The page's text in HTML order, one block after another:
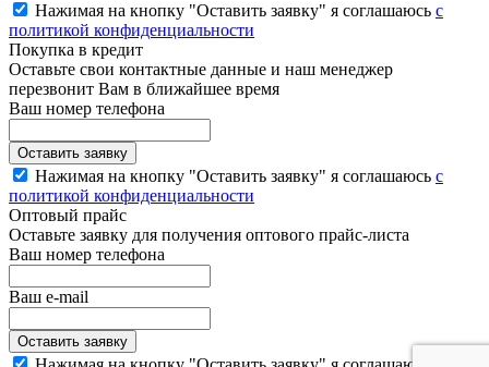
Нажимая на кнопку "Оставить заявку" я соглашаюсь с
политикой конфиденциальности
Покупка в кредит
Оставьте свои контактные данные и наш менеджер
перезвонит Вам в ближайшее время
Ваш номер телефона
Нажимая на кнопку "Оставить заявку" я соглашаюсь с
политикой конфиденциальности
Оптовый прайс
Оставьте заявку для получения оптового прайс-листа
Ваш номер телефона
Ваш e-mail